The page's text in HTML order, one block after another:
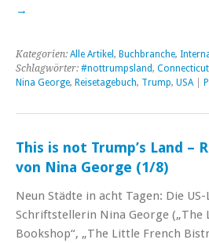
→
Kategorien: Alle Artikel , Buchbranche,
Schlagwörter: #nottrumpsland, Connecticut
Nina George, Reisetagebuch, Trump, USA
This is not Trump’s Land –
von Nina George (1/8)
Neun Städte in acht Tagen: Die
Schriftstellerin Nina George („The
Bookshop“, „The Little French